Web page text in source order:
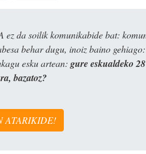
ez da soilik komunikabide bat:
behar dugu, inoiz baino gehiago:
esku artean: gure eskualdeko
bazatoz?
ATARIKIDE!